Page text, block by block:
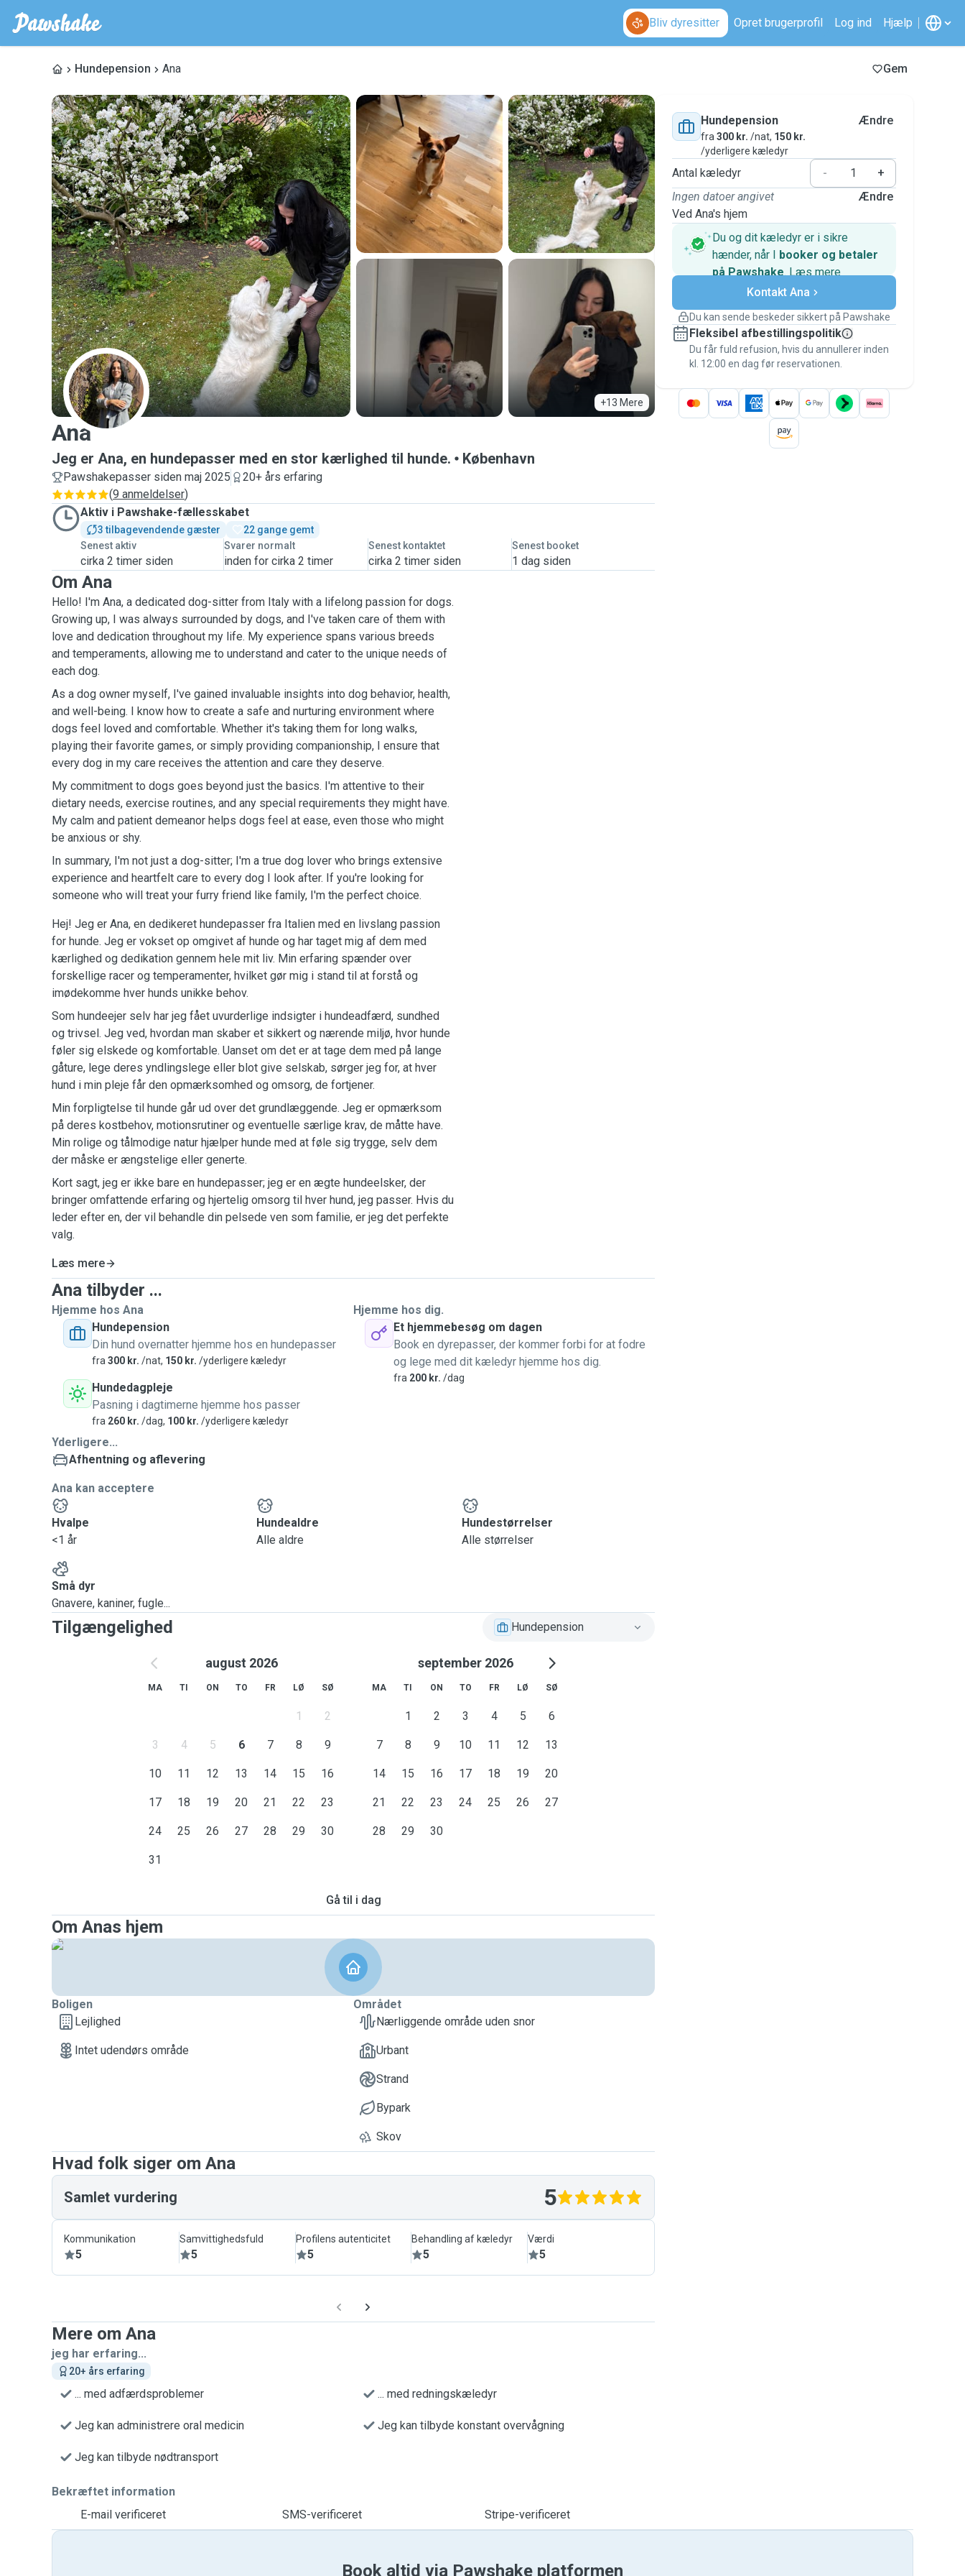
Bliv dyresitter Opret brugerprofil Log ind Hjælp
Hundepension Ana Gem
+13 Mere
A
Ana
Jeg er Ana, en hundepasser med en stor kærlighed til hunde. København
Pawshakepasser siden maj 2025
20+ års erfaring
(9 anmeldelser)
Aktiv i Pawshake-fællesskabet
3 tilbagevendende gæster
22 gange gemt
Senest aktiv
cirka 2 timer siden
Svarer normalt
inden for cirka 2 timer
Senest kontaktet
cirka 2 timer siden
Senest booket
1 dag siden
Om Ana
Hello! I'm Ana, a dedicated dog-sitter from Italy with a lifelong passion for dogs.
Growing up, I was always surrounded by dogs, and I've taken care of them with
love and dedication throughout my life. My experience spans various breeds
and temperaments, allowing me to understand and cater to the unique needs of
each dog.
As a dog owner myself, I've gained invaluable insights into dog behavior, health,
and well-being. I know how to create a safe and nurturing environment where
dogs feel loved and comfortable. Whether it's taking them for long walks,
playing their favorite games, or simply providing companionship, I ensure that
every dog in my care receives the attention and care they deserve.
My commitment to dogs goes beyond just the basics. I'm attentive to their
dietary needs, exercise routines, and any special requirements they might have.
My calm and patient demeanor helps dogs feel at ease, even those who might
be anxious or shy.
In summary, I'm not just a dog-sitter; I'm a true dog lover who brings extensive
experience and heartfelt care to every dog I look after. If you're looking for
someone who will treat your furry friend like family, I'm the perfect choice.
Hej! Jeg er Ana, en dedikeret hundepasser fra Italien med en livslang passion
for hunde. Jeg er vokset op omgivet af hunde og har taget mig af dem med
kærlighed og dedikation gennem hele mit liv. Min erfaring spænder over
forskellige racer og temperamenter, hvilket gør mig i stand til at forstå og
imødekomme hver hunds unikke behov.
Som hundeejer selv har jeg fået uvurderlige indsigter i hundeadfærd, sundhed
og trivsel. Jeg ved, hvordan man skaber et sikkert og nærende miljø, hvor hunde
føler sig elskede og komfortable. Uanset om det er at tage dem med på lange
gåture, lege deres yndlingslege eller blot give selskab, sørger jeg for, at hver
hund i min pleje får den opmærksomhed og omsorg, de fortjener.
Min forpligtelse til hunde går ud over det grundlæggende. Jeg er opmærksom
på deres kostbehov, motionsrutiner og eventuelle særlige krav, de måtte have.
Min rolige og tålmodige natur hjælper hunde med at føle sig trygge, selv dem
der måske er ængstelige eller generte.
Kort sagt, jeg er ikke bare en hundepasser; jeg er en ægte hundeelsker, der
bringer omfattende erfaring og hjertelig omsorg til hver hund, jeg passer. Hvis du
leder efter en, der vil behandle din pelsede ven som familie, er jeg det perfekte
valg.
Læs mere
Ana tilbyder ...
Hjemme hos Ana
Hundepension
Din hund overnatter hjemme hos en hundepasser
fra 300 kr. /nat, 150 kr. /yderligere kæledyr
Hundedagpleje
Pasning i dagtimerne hjemme hos passer
fra 260 kr. /dag, 100 kr. /yderligere kæledyr
Hjemme hos dig.
Et hjemmebesøg om dagen
Book en dyrepasser, der kommer forbi for at fodre
og lege med dit kæledyr hjemme hos dig.
fra 200 kr. /dag
Yderligere...
Afhentning og aflevering
Ana kan acceptere
Hvalpe
<1 år
Hundealdre
Alle aldre
Hundestørrelser
Alle størrelser
Små dyr
Gnavere, kaniner, fugle...
Tilgængelighed Hundepension
august 2026
MA TI ON TO FR LØ SØ
1 2
3 4 5 6 7 8 9
10 11 12 13 14 15 16
17 18 19 20 21 22 23
24 25 26 27 28 29 30
31
september 2026
MA TI ON TO FR LØ SØ
1 2 3 4 5 6
7 8 9 10 11 12 13
14 15 16 17 18 19 20
21 22 23 24 25 26 27
28 29 30
Gå til i dag
Om Anas hjem
Boligen
Lejlighed
Intet udendørs område
Området
Nærliggende område uden snor
Urbant
Strand
Bypark
Skov
Hvad folk siger om Ana
Samlet vurdering 5
Kommunikation
5
Samvittighedsfuld
5
Profilens autenticitet
5
Behandling af kæledyr
5
Værdi
5
Mere om Ana
jeg har erfaring...
20+ års erfaring
... med adfærdsproblemer ... med redningskæledyr
Jeg kan administrere oral medicin Jeg kan tilbyde konstant overvågning
Jeg kan tilbyde nødtransport
Bekræftet information
E-mail verificeret
SMS-verificeret Stripe-verificeret
Hundepension
fra 300 kr. /nat, 150 kr.
/yderligere kæledyr
Ændre
Antal kæledyr -
+
Ingen datoer angivet
Ved Ana's hjem
Ændre
Du og dit kæledyr er i sikre
hænder, når I booker og betaler
på Pawshake. Læs mere
Sikre betalinger
Support, hvis planerne ændrer
Dækkede bookinger
Hold alt på Pawshake – fra den første
besked til betalingen – for at være dækket
af Pawshake-garantien.
Kontakt Ana
Du kan sende beskeder sikkert på Pawshake
Fleksibel afbestillingspolitik
Du får fuld refusion, hvis du annullerer inden
kl. 12:00 en dag før reservationen.
Book altid via Pawshake platformen